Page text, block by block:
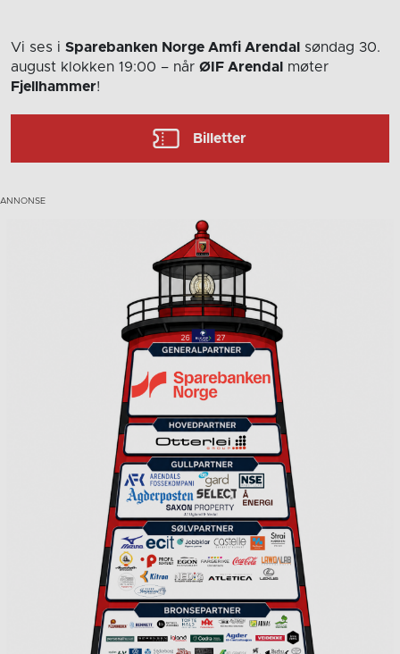
Vi ses i Sparebanken Norge Amfi Arendal
søndag 30.
august klokken 19:00 – når ØIF Arendal
møter
Fjellhammer!
Billetter